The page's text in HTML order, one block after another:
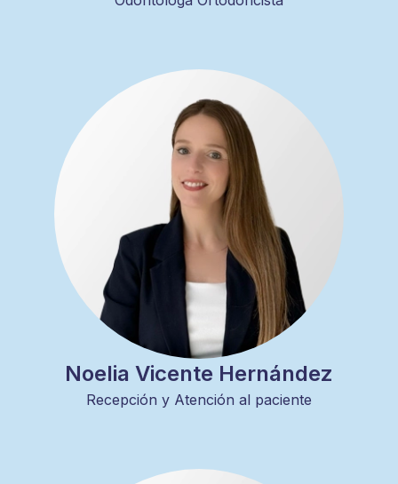
Noelia Vicente Hernández
Recepción y Atención al paciente